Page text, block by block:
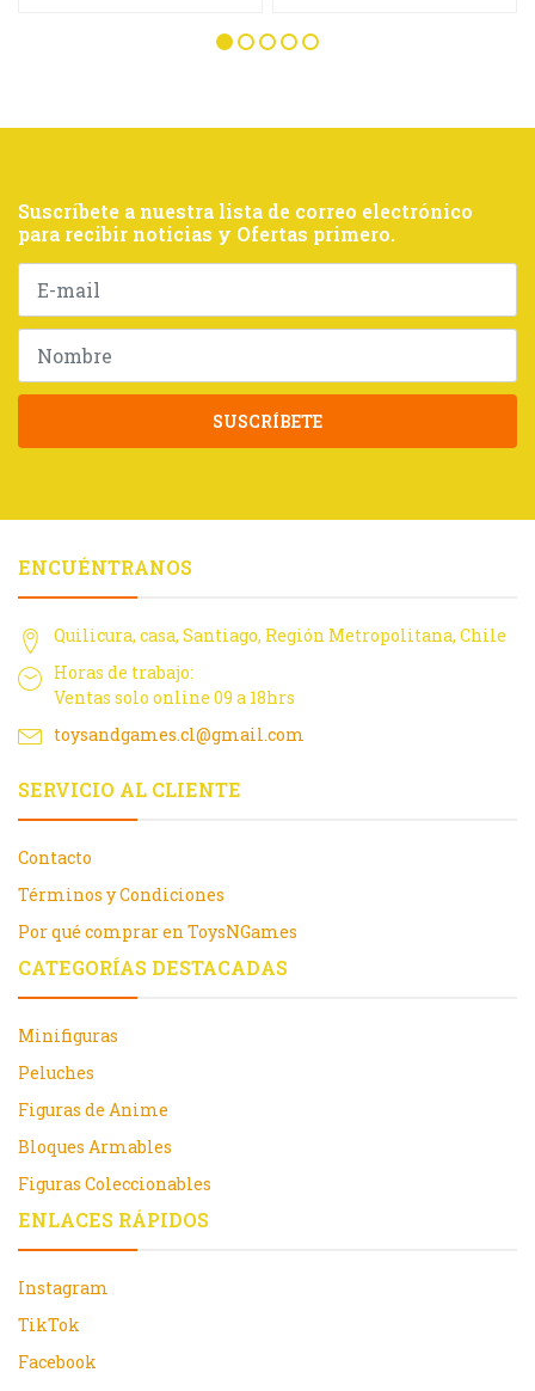
Suscríbete a nuestra lista de correo electrónico
para recibir noticias y Ofertas primero.
SUSCRÍBETE
ENCUÉNTRANOS
Quilicura, casa, Santiago, Región Metropolitana, Chile
Horas de trabajo:
Ventas solo online 09 a 18hrs
toysandgames.cl@gmail.com
SERVICIO AL CLIENTE
Contacto
Términos y Condiciones
Por qué comprar en ToysNGames
CATEGORÍAS DESTACADAS
Minifiguras
Peluches
Figuras de Anime
Bloques Armables
Figuras Coleccionables
ENLACES RÁPIDOS
Instagram
TikTok
Facebook